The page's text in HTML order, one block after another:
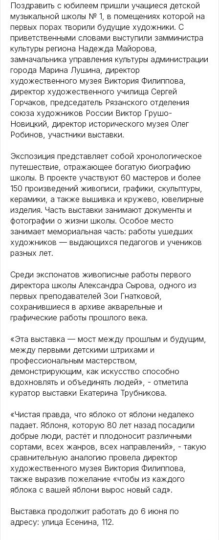
Поздравить с юбилеем пришли учащиеся детской
музыкальной школы № 1, в помещениях которой на
первых порах творили будущие художники. С
приветственными словами выступили замминистра
культуры региона Надежда Майорова,
замначальника управления культуры администрации
города Марина Лушина, директор
художественного музея Виктория Филиппова,
директор художественного училища Сергей
Горчаков, председатель Рязанского отделения
союза художников России Виктор Грушо-
Новицкий, директор исторического музея Олег
Робинов, участники выставки.
Экспозиция представляет собой хронологическое
путешествие, отражающее богатую биографию
школы. В проекте участвуют 60 мастеров и более
150 произведений живописи, графики, скульптуры,
керамики, а также вышивка и кружево, ювелирные
изделия. Часть выставки занимают документы и
фотографии о жизни школы. Особое место
занимает мемориальная часть: работы ушедших
художников — выдающихся педагогов и учеников
разных лет.
Среди экспонатов живописные работы первого
директора школы Александра Сырова, одного из
первых преподавателей Зои Гнатковой,
сохранившиеся в архиве акварельные и
графические работы прошлого века.
«Эта выставка — мост между прошлым и будущим,
между первыми детскими штрихами и
профессиональным мастерством,
демонстрирующим, как искусство способно
вдохновлять и объединять людей», - отметила
куратор выставки Екатерина Трубникова.
«Чистая правда, что яблоко от яблони недалеко
падает. Яблоня, которую 80 лет назад посадили
добрые люди, растёт и плодоносит различными
сортами, всех жанров, всех направлений», - такую
сравнительную аналогию провела директор
художественного музея Виктория Филиппова,
также выразив пожелание «чтобы из каждого
яблока с вашей яблони вырос новый сад».
Выставка продолжит работать до 6 июня по
адресу: улица Есенина, 112.